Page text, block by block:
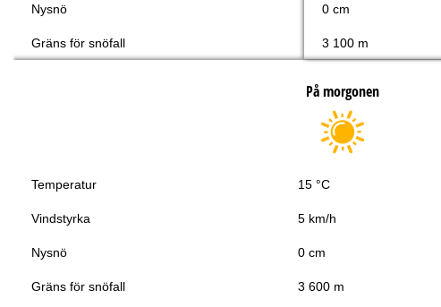
Nysnö 0 cm
Gräns för snöfall 3 100 m
På morgonen
Temperatur 15 °C
Vindstyrka 5 km/h
Nysnö 0 cm
Gräns för snöfall 3 600 m